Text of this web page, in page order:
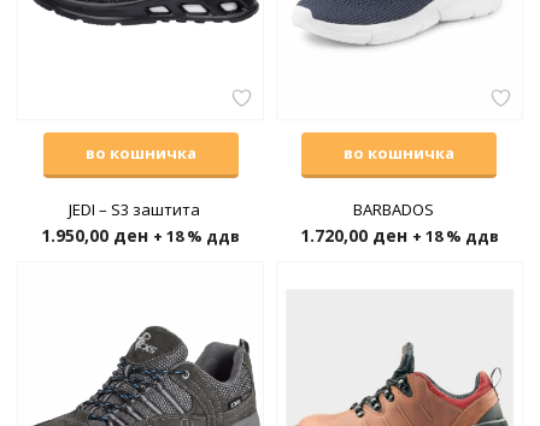
во кошничка
JEDI – S3 заштита
1.950,00 ден + 18 % ддв
во кошничка
BARBADOS
1.720,00 ден + 18 % ддв